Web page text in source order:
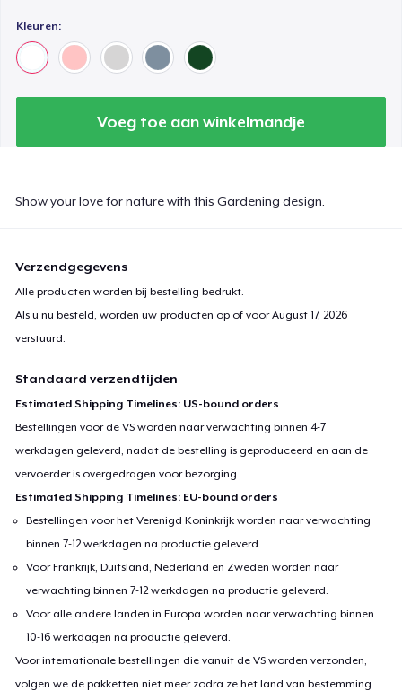
Kleuren:
Voeg toe aan winkelmandje
Show your love for nature with this Gardening design.
Verzendgegevens
Alle producten worden bij bestelling bedrukt.
Als u nu besteld, worden uw producten op of voorAugust 17, 2026
verstuurd.
Standaard verzendtijden
Estimated Shipping Timelines: US-bound orders
Bestellingen voor de VS worden naar verwachting binnen 4-7
werkdagen geleverd, nadat de bestelling is geproduceerd en aan de
vervoerder is overgedragen voor bezorging.
Estimated Shipping Timelines: EU-bound orders
Bestellingen voor het Verenigd Koninkrijk worden naar verwachting
binnen 7-12 werkdagen na productie geleverd.
Voor Frankrijk, Duitsland, Nederland en Zweden worden naar
verwachting binnen 7-12 werkdagen na productie geleverd.
Voor alle andere landen in Europa worden naar verwachting binnen
10-16 werkdagen na productie geleverd.
Voor internationale bestellingen die vanuit de VS worden verzonden,
volgen we de pakketten niet meer zodra ze het land van bestemming